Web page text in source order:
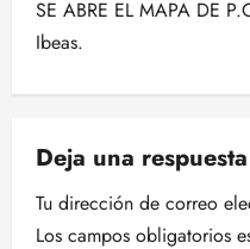
g
a
c
i
SE ABRE EL MAPA DE
Ibeas.
Deja una respuesta
Tu dirección de correo
Los campos obligatorios